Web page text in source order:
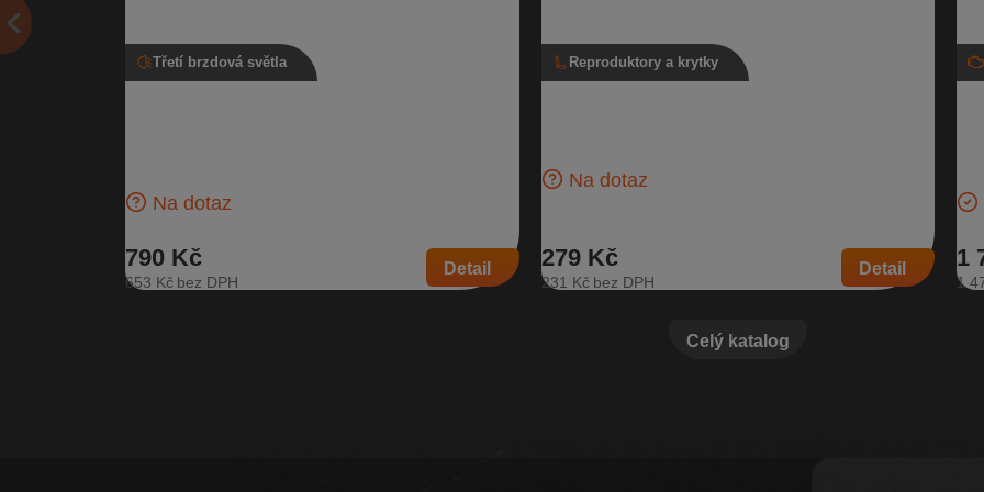
Třetí brzdová světla
Na dotaz
790 Kč
653 Kč
Detail
Reproduktory a krytky
Na dotaz
279 Kč
231 Kč
Detail 1
1
Celý katalog